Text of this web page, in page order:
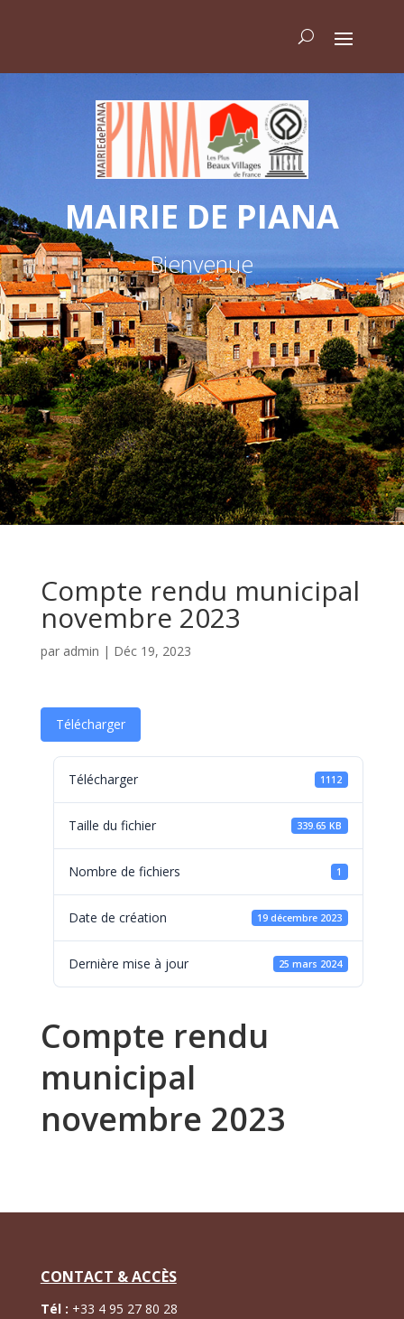
MAIRIE DE PIANA
Bienvenue
Compte rendu municipal
novembre 2023
par admin | Déc 19, 2023
Télécharger
Télécharger 1112
Taille du fichier 339.65 KB
Nombre de fichiers 1
Date de création 19 décembre 2023
Dernière mise à jour 25 mars 2024
Compte rendu
municipal
novembre 2023
CONTACT & ACCÈS
Tél : +33 4 95 27 80 28